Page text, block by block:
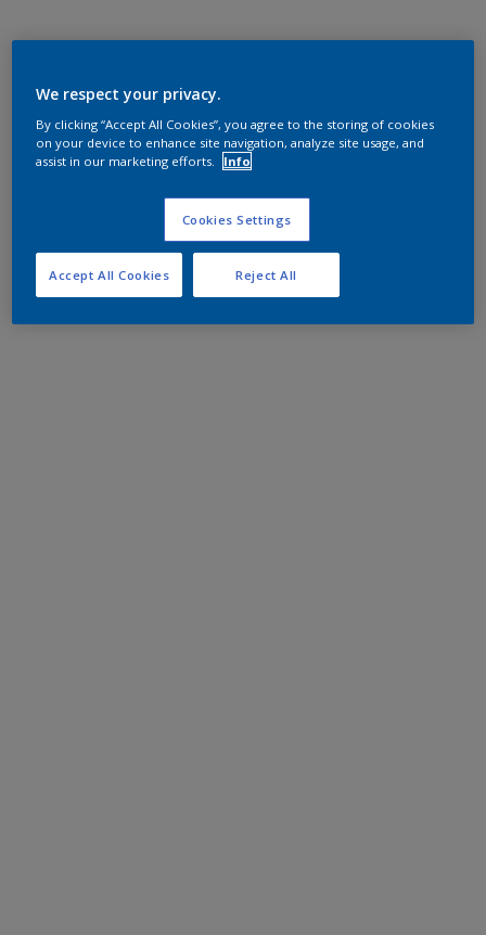
We respect your privacy.
By clicking “Accept All Cookies”, you agree to the storing of cookies
on your device to enhance site navigation, analyze site usage, and
assist in our marketing efforts.
Info
Cookies Settings
Reject All
Accept All Cookies